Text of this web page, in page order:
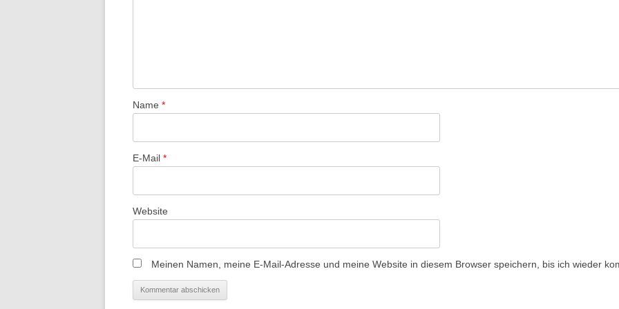
Name *
E-Mail *
Website
Meinen Namen, meine E-Mail-Adresse und meine Website in diesem Browser speichern, bis ich wieder